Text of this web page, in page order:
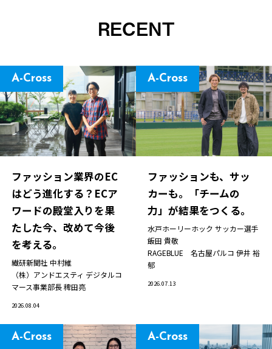
RECENT
ファッション業界のEC
はどう進化する？ECア
ワードの殿堂入りを果
たした今、改めて今後
を考える。
A-Cross
繊研新聞社 中村維
（株）アンドエスティ デジタルコ
マース事業部長稗田亮
2026.08.04
ファッションも、サッ
カーも。「チームの
力」が結果をつくる。
A-Cross
水戸ホーリーホック サッカー選手
飯田 貴敬
RAGEBLUE 名古屋パルコ 伊井 裕
郁
2026.07.13
A-Cross A-Cross